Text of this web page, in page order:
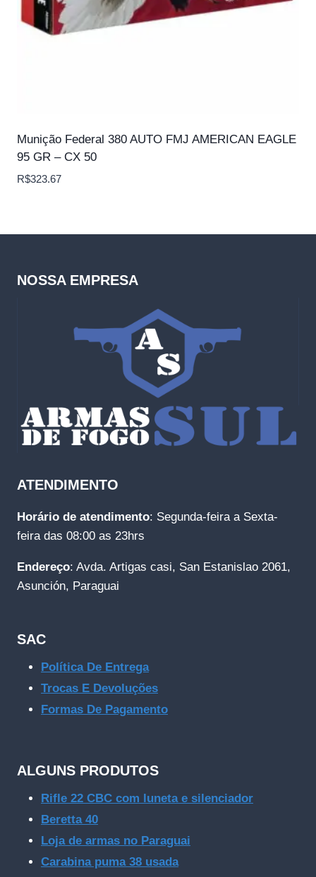
Munição Federal 380 AUTO FMJ AMERICAN EAGLE
95 GR – CX 50
R$323.67
NOSSA EMPRESA
ATENDIMENTO
Horário de atendimento: Segunda-feira a Sexta-
feira das 08:00 as 23hrs
Endereço: Avda. Artigas casi, San Estanislao 2061,
Asunción, Paraguai
SAC
Política De Entrega
Trocas E Devoluções
Formas De Pagamento
ALGUNS PRODUTOS
Rifle 22 CBC com luneta e silenciador
Beretta 40
Loja de armas no Paraguai
Carabina puma 38 usada